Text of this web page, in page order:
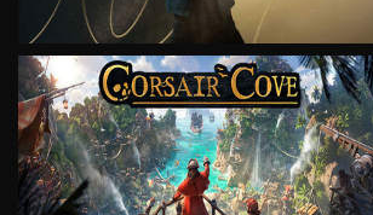
VIEW